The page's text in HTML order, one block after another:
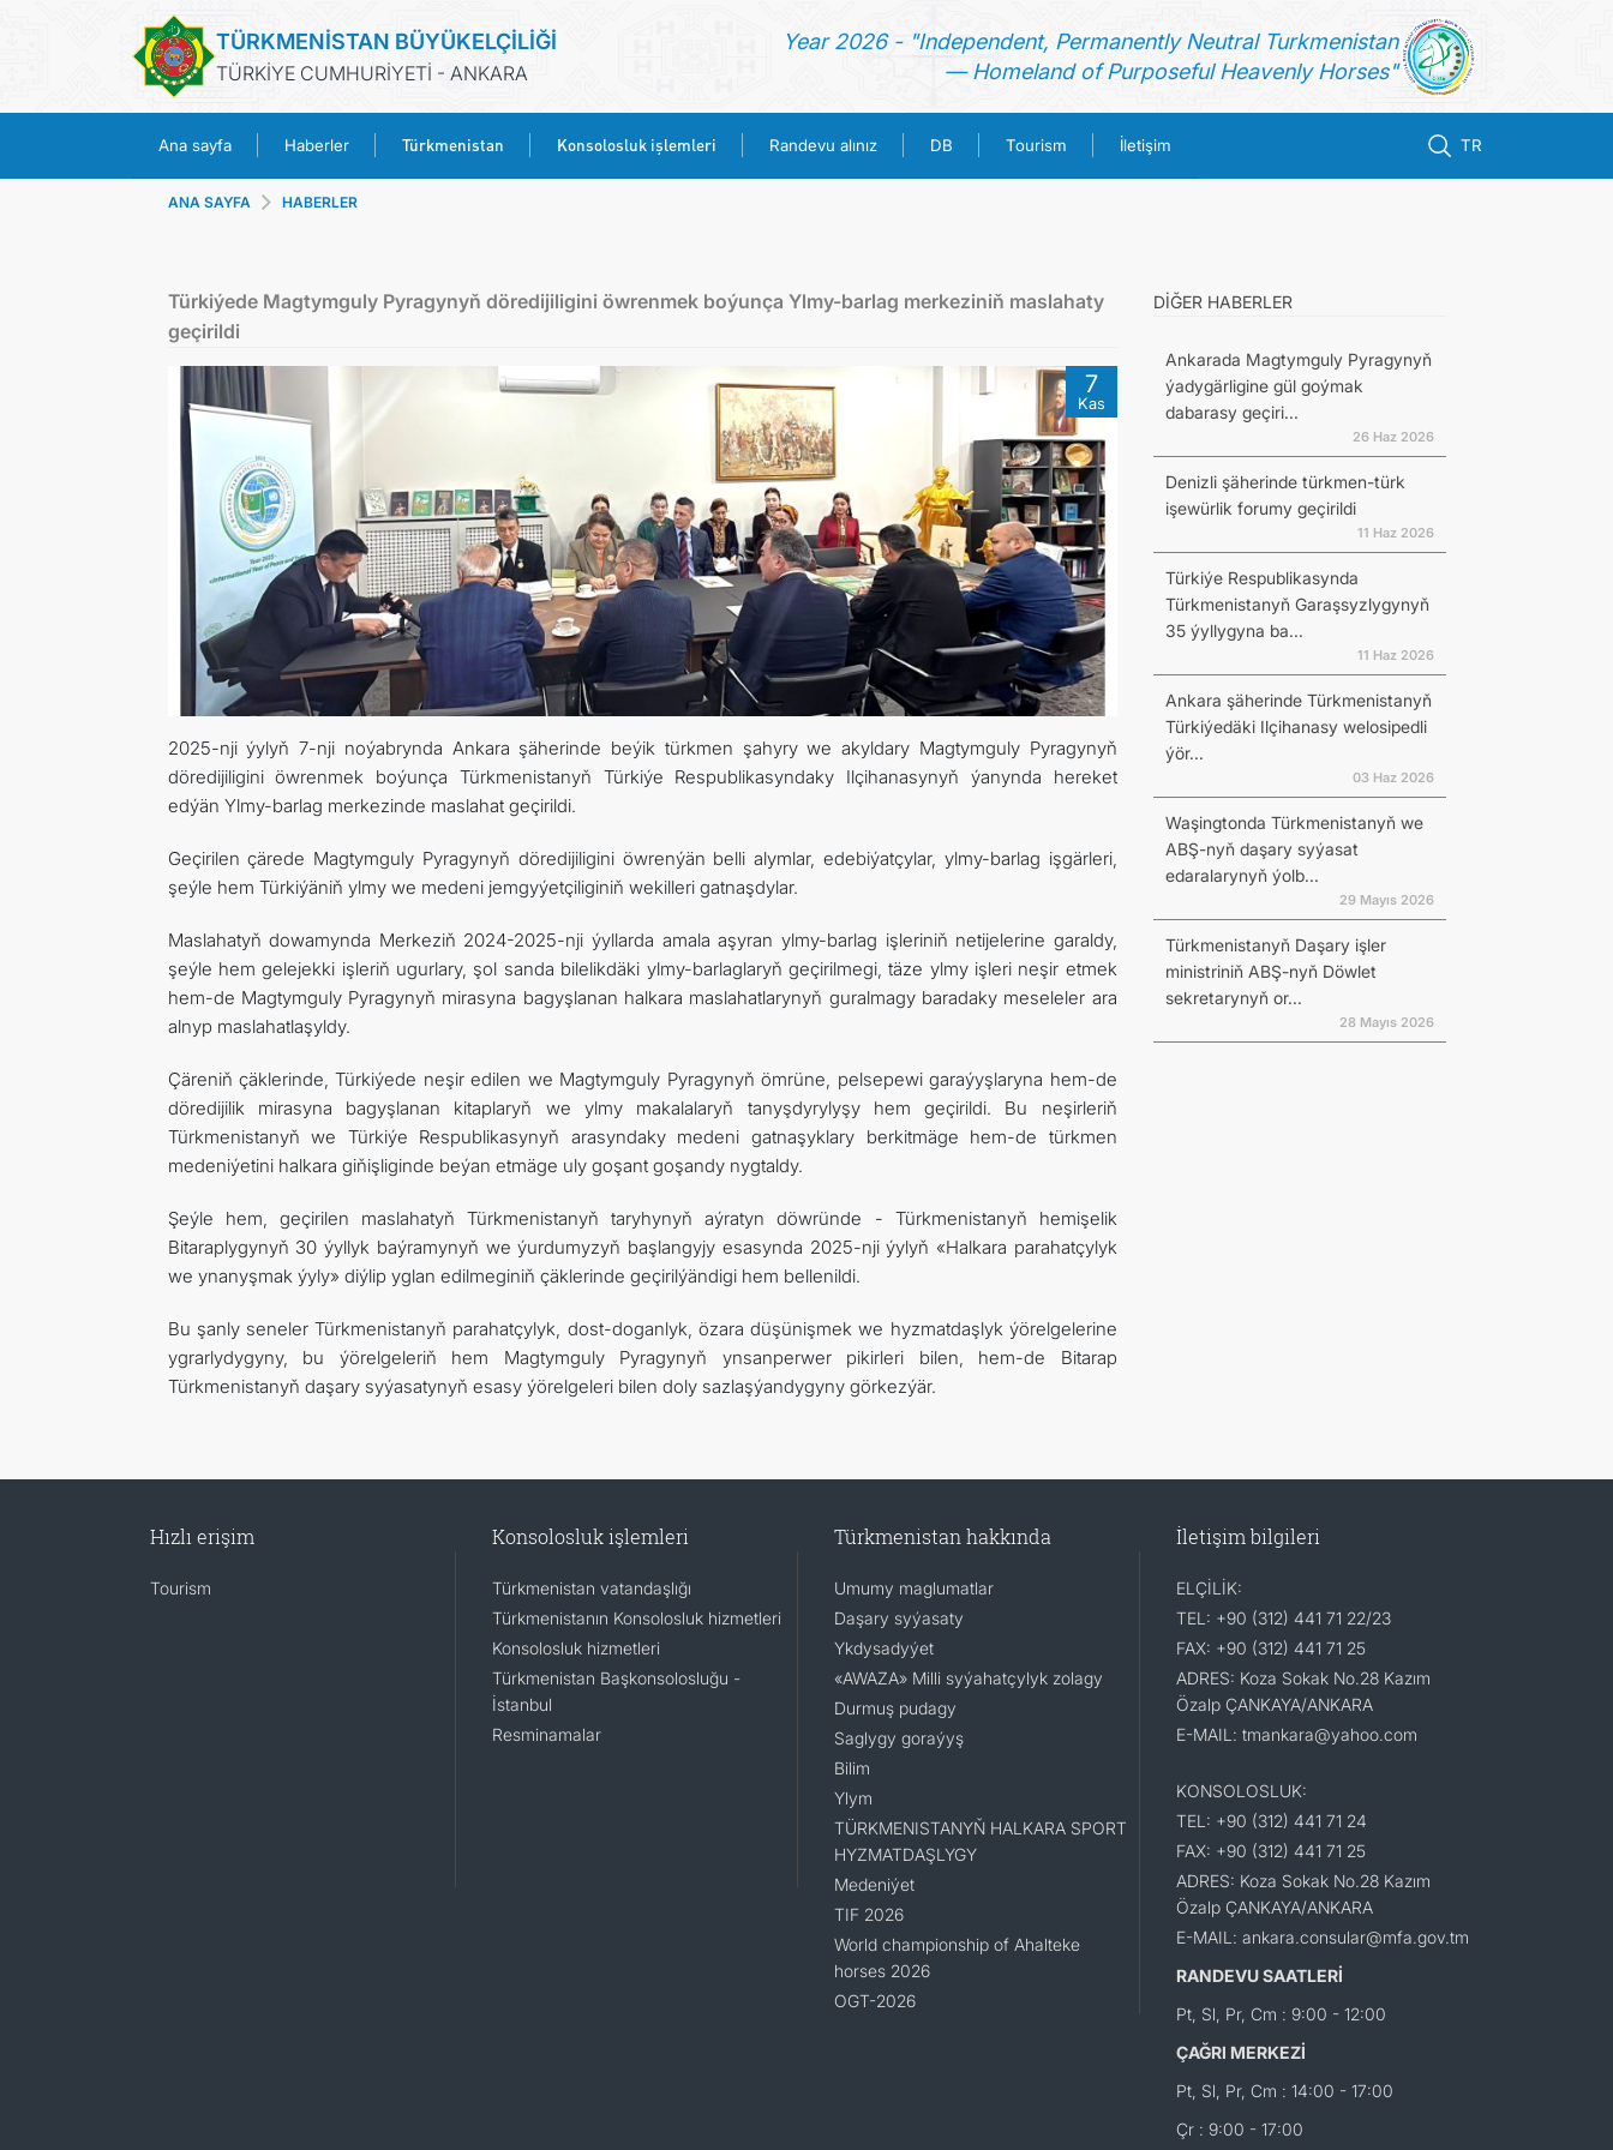
TÜRKMENİSTAN BÜYÜKELÇİLİĞİ
TÜRKİYE CUMHURİYETİ - ANKARA
Year 2026 - "Independent, Permanently Neutral Turkmenistan
— Homeland of Purposeful Heavenly Horses"
Ana sayfa Haberler Türkmenistan Konsolosluk işlemleri Randevu alınız DB Tourism İletişim TR
KONSOLOSLUK IŞLEMLERI
RANDEVU ALINIZ
DB
TOURISM
İLETIŞIM
ANA SAYFA HABERLER
Türkiýede Magtymguly Pyragynyň döredijiligini öwrenmek boýunça Ylmy-barlag merkeziniň maslahaty
geçirildi
7
Kas
2025-nji ýylyň 7-nji noýabrynda Ankara şäherinde beýik türkmen şahyry we akyldary Magtymguly Pyragynyň
döredijiligini öwrenmek boýunça Türkmenistanyň Türkiýe Respublikasyndaky Ilçihanasynyň ýanynda hereket
edýän Ylmy-barlag merkezinde maslahat geçirildi.
Geçirilen çärede Magtymguly Pyragynyň döredijiligini öwrenýän belli alymlar, edebiýatçylar, ylmy-barlag işgärleri,
şeýle hem Türkiýäniň ylmy we medeni jemgyýetçiliginiň wekilleri gatnaşdylar.
Maslahatyň dowamynda Merkeziň 2024-2025-nji ýyllarda amala aşyran ylmy-barlag işleriniň netijelerine garaldy,
şeýle hem gelejekki işleriň ugurlary, şol sanda bilelikdäki ylmy-barlaglaryň geçirilmegi, täze ylmy işleri neşir etmek
hem-de Magtymguly Pyragynyň mirasyna bagyşlanan halkara maslahatlarynyň guralmagy baradaky meseleler ara
alnyp maslahatlaşyldy.
Çäreniň çäklerinde, Türkiýede neşir edilen we Magtymguly Pyragynyň ömrüne, pelsepewi garaýyşlaryna hem-de
döredijilik mirasyna bagyşlanan kitaplaryň we ylmy makalalaryň tanyşdyrylyşy hem geçirildi. Bu neşirleriň
Türkmenistanyň we Türkiýe Respublikasynyň arasyndaky medeni gatnaşyklary berkitmäge hem-de türkmen
medeniýetini halkara giňişliginde beýan etmäge uly goşant goşandy nygtaldy.
Şeýle hem, geçirilen maslahatyň Türkmenistanyň taryhynyň aýratyn döwründe - Türkmenistanyň hemişelik
Bitaraplygynyň 30 ýyllyk baýramynyň we ýurdumyzyň başlangyjy esasynda 2025-nji ýylyň «Halkara parahatçylyk
we ynanyşmak ýyly» diýlip yglan edilmeginiň çäklerinde geçirilýändigi hem bellenildi.
Bu şanly seneler Türkmenistanyň parahatçylyk, dost-doganlyk, özara düşünişmek we hyzmatdaşlyk ýörelgelerine
ygrarlydygyny, bu ýörelgeleriň hem Magtymguly Pyragynyň ynsanperwer pikirleri bilen, hem-de Bitarap
Türkmenistanyň daşary syýasatynyň esasy ýörelgeleri bilen doly sazlaşýandygyny görkezýär.
DİĞER HABERLER
Ankarada Magtymguly Pyragynyň
ýadygärligine gül goýmak
dabarasy geçiri...
26 Haz 2026
Denizli şäherinde türkmen-türk
işewürlik forumy geçirildi
11 Haz 2026
Türkiýe Respublikasynda
Türkmenistanyň Garaşsyzlygynyň
35 ýyllygyna ba...
11 Haz 2026
Ankara şäherinde Türkmenistanyň
Türkiýedäki Ilçihanasy welosipedli
ýör...
03 Haz 2026
Waşingtonda Türkmenistanyň we
ABŞ-nyň daşary syýasat
edaralarynyň ýolb...
29 Mayıs 2026
Türkmenistanyň Daşary işler
ministriniň ABŞ-nyň Döwlet
sekretarynyň or...
28 Mayıs 2026
Hızlı erişim
Tourism
Konsolosluk işlemleri
Türkmenistan vatandaşlığı
Türkmenistanın Konsolosluk hizmetleri
Konsolosluk hizmetleri
Türkmenistan Başkonsolosluğu -
İstanbul
Resminamalar
Türkmenistan hakkında
Umumy maglumatlar
Daşary syýasaty
Ykdysadyýet
«AWAZA» Milli syýahatçylyk zolagy
Durmuş pudagy
Saglygy goraýyş
Bilim
Ylym
TÜRKMENISTANYŇ HALKARA SPORT
HYZMATDAŞLYGY
Medeniýet
TIF 2026
World championship of Ahalteke
horses 2026
OGT-2026
İletişim bilgileri
ELÇİLİK:
TEL: +90 (312) 441 71 22/23
FAX: +90 (312) 441 71 25
ADRES: Koza Sokak No.28 Kazım
Özalp ÇANKAYA/ANKARA
E-MAIL: tmankara@yahoo.com
KONSOLOSLUK:
TEL: +90 (312) 441 71 24
FAX: +90 (312) 441 71 25
ADRES: Koza Sokak No.28 Kazım
Özalp ÇANKAYA/ANKARA
E-MAIL: ankara.consular@mfa.gov.tm
RANDEVU SAATLERİ
Pt, Sl, Pr, Cm : 9:00 - 12:00
ÇAĞRI MERKEZİ
Pt, Sl, Pr, Cm : 14:00 - 17:00
Çr : 9:00 - 17:00